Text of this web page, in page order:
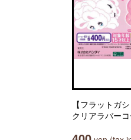
【フラットガ
クリアラバー